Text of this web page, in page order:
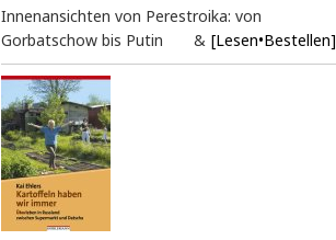
Innenansichten von Perestroika: von
Gorbatschow bis Putin & [Lesen•Bestellen]